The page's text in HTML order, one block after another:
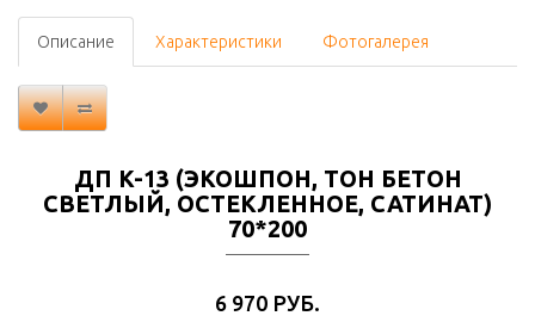
Описание Характеристики Фотогалерея
ДП K-13 (ЭКОШПОН, ТОН БЕТОН
СВЕТЛЫЙ, ОСТЕКЛЕННОЕ, САТИНАТ)
70*200
6 970 РУБ.